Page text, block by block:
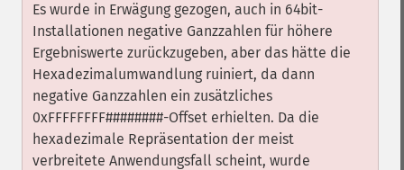
Es wurde in Erwägung gezogen, auch in 64bit-
Installationen negative Ganzzahlen für höhere
Ergebniswerte zurückzugeben, aber das hätte die
Hexadezimalumwandlung ruiniert, da dann
negative Ganzzahlen ein zusätzliches
0xFFFFFFFF########-Offset erhielten. Da die
hexadezimale Repräsentation der meist
verbreitete Anwendungsfall scheint, wurde